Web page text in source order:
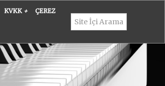
KVKK + ÇEREZ